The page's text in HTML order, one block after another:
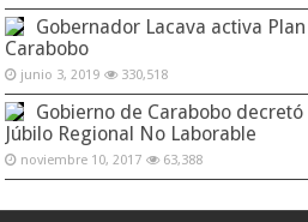
Gobernador Lacava activa
Carabobo
junio 3, 2019 330,518
Gobierno de Carabobo
Júbilo Regional No Laborable
noviembre 10, 2017 63,388